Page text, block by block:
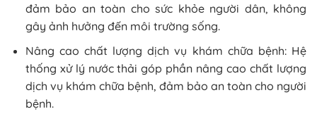
đảm bảo an toàn cho sức khỏe người dân, không
gây ảnh hưởng đến môi trường sống.
Nâng cao chất lượng dịch vụ khám chữa bệnh: Hệ
thống xử lý nước thải góp phần nâng cao chất lượng
dịch vụ khám chữa bệnh, đảm bảo an toàn cho người
bệnh.